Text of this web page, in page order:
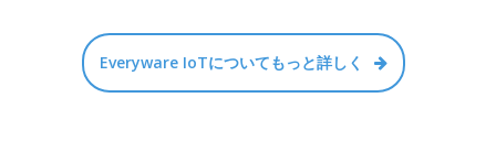
Everyware IoTについてもっと詳しく